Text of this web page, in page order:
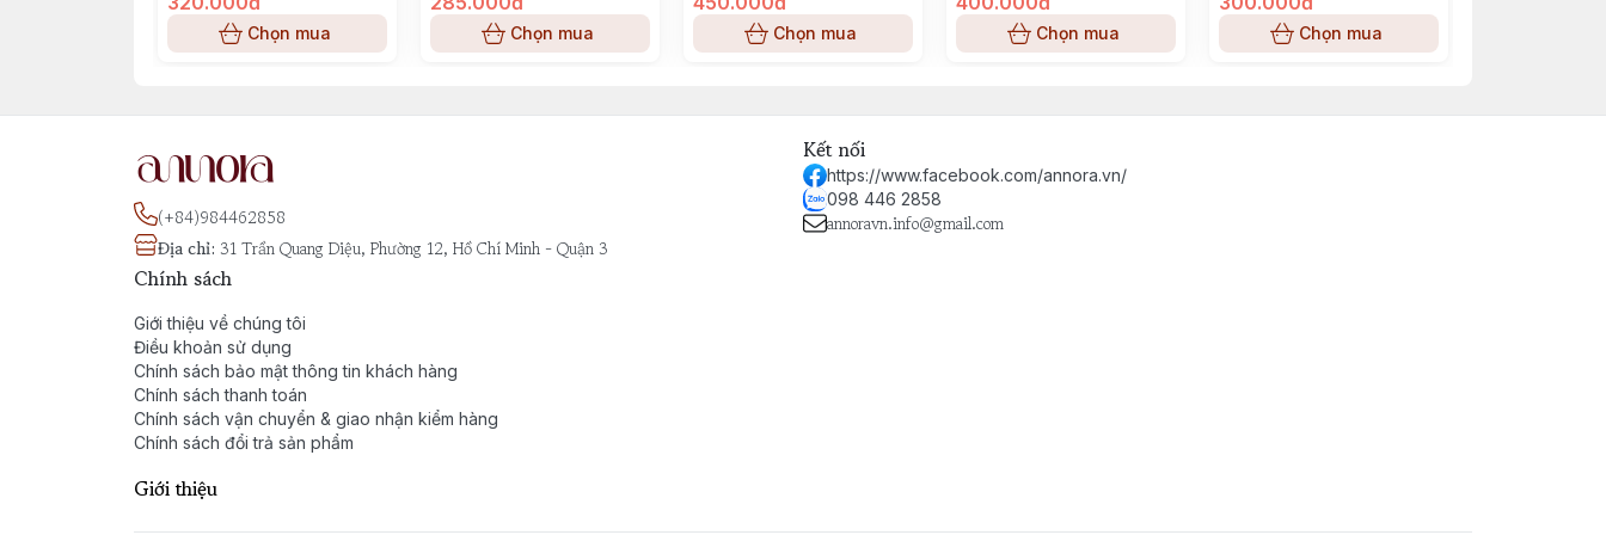
Chọn mua Chọn mua Chọn mua Chọn mua Chọn mua
(+84)984462858
Địa chỉ: 31 Trần Quang Diệu, Phường 12, Hồ Chí Minh - Quận 3
Kết nối
https://www.facebook.com/annora.vn/
098 446 2858
annoravn.info@gmail.com
Chính sách
Giới thiệu về chúng tôi
Điều khoản sử dụng
Chính sách bảo mật thông tin khách hàng
Chính sách thanh toán
Chính sách vận chuyển & giao nhận kiểm hàng
Chính sách đổi trả sản phẩm
Giới thiệu